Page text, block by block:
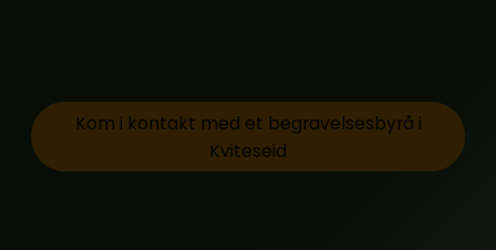
Kom i kontakt med et begravelsesbyrå i
Kviteseid